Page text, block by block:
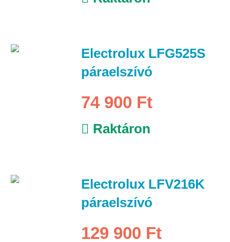
Electrolux LFG525S
páraelszívó
74 900 Ft
Raktáron
Electrolux LFV216K
páraelszívó
129 900 Ft